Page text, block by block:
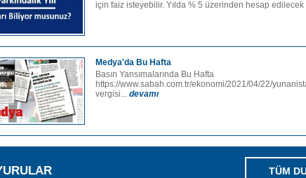
için faiz isteyebilir. Yılda % 5 üzerinden hesap edilecek
Medya'da Bu Hafta
Basın Yansımalarında Bu Hafta
https://www.sabah.com.tr/ekonomi/2021/04/22/
vergisi... devamı
TÜM